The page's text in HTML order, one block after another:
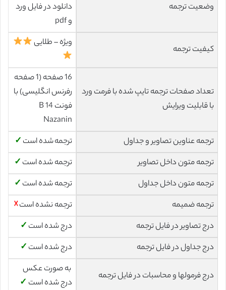
وضعیت ترجمه
دانلود در فایل ورد
و pdf
کیفیت ترجمه
ویژه – طلایی
تعداد صفحات ترجمه تایپ شده با فرمت ورد
با قابلیت ویرایش
16 صفحه (1 صفحه
رفرنس انگلیسی) با
فونت 14 B
Nazanin
ترجمه عناوین تصاویر و جداول
ترجمه شده است ✓
ترجمه متون داخل تصاویر
ترجمه شده است ✓
ترجمه متون داخل جداول
ترجمه شده است ✓
ترجمه ضمیمه
ترجمه نشده است☓
درج تصاویر در فایل ترجمه
درج شده است ✓
درج جداول در فایل ترجمه
درج شده است ✓
درج فرمولها و محاسبات در فایل ترجمه
به صورت عکس
درج شده است ✓